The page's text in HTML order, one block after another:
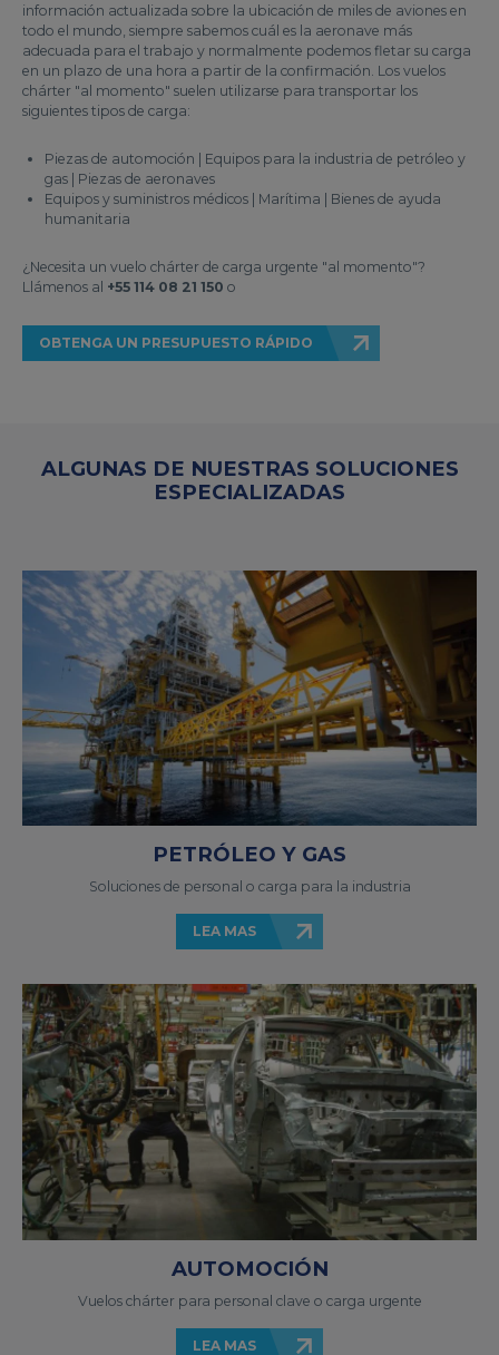
información actualizada sobre la ubicación de miles de aviones en
todo el mundo, siempre sabemos cuál es la aeronave más
adecuada para el trabajo y normalmente podemos fletar su carga
en un plazo de una hora a partir de la confirmación. Los vuelos
chárter "al momento" suelen utilizarse para transportar los
siguientes tipos de carga:
Piezas de automoción | Equipos para la industria de petróleo y
gas | Piezas de aeronaves
Equipos y suministros médicos | Marítima | Bienes de ayuda
humanitaria
¿Necesita un vuelo chárter de carga urgente "al momento"?
Llámenos al +55 114 08 21 150 o
OBTENGA UN PRESUPUESTO RÁPIDO
ALGUNAS DE NUESTRAS SOLUCIONES
ESPECIALIZADAS
PETRÓLEO Y GAS
Soluciones de personal o carga para la industria
LEA MAS
AUTOMOCIÓN
Vuelos chárter para personal clave o carga urgente
LEA MAS